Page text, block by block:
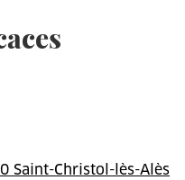
Saint-Christol-lès-Alès